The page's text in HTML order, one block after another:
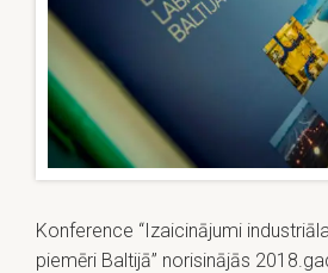
Konference “Izaicinājumi
piemēri Baltijā” norisinājās